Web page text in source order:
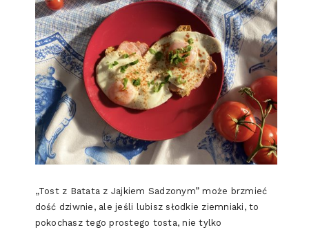
„Tost z Batata z Jajkiem Sadzonym” może brzmieć
dość dziwnie, ale jeśli lubisz słodkie ziemniaki, to
pokochasz tego prostego tosta, nie tylko